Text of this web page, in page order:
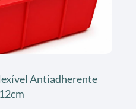
Antiadherente